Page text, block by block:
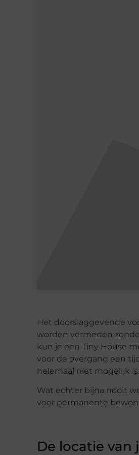
Het doorslaggevende
worden vermeden
kun je een Tiny House
voor de overgang een
helemaal niet mogelijk is.
Wat echter bijna nooit
voor permanente
De locatie van